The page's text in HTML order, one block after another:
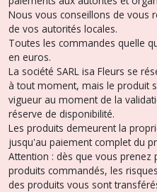
Nous vous conseillons de vous
de vos autorités locales.
Toutes les commandes quelle
en euros.
La société SARL isa Fleurs se
à tout moment, mais le produit
vigueur au moment de la
réserve de disponibilité.
Les produits demeurent la
jusqu'au paiement complet du
Attention : dès que vous
produits commandés, les
des produits vous sont